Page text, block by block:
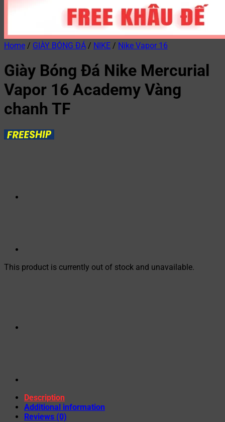
Home / GIÀY BÓNG ĐÁ / NIKE / Nike Vapor 16
Giày Bóng Đá Nike Mercurial
Vapor 16 Academy Vàng
chanh TF
This product is currently out of stock and unavailable.
Description
Additional information
Reviews (0)